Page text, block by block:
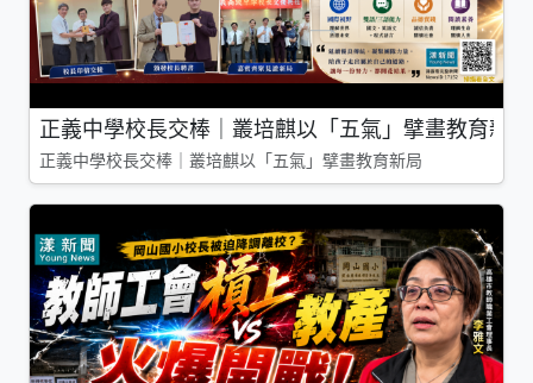
正義中學校長交棒｜叢培麒以「五氣」擘畫教育新局
正義中學校長交棒｜叢培麒以「五氣」擘畫教育新局